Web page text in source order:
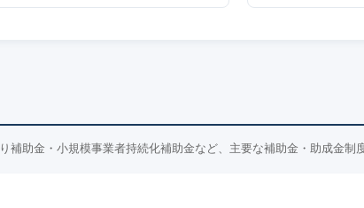
助金・小規模事業者持続化補助金など、主要な補助金・助成金制